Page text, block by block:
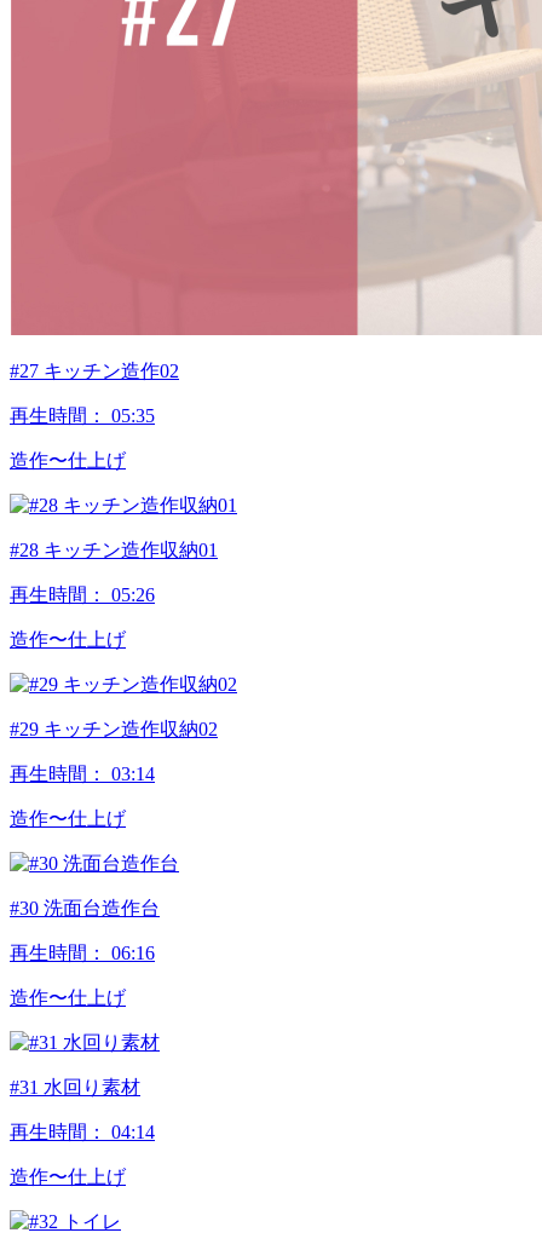
#27 キッチン造作02
再生時間： 05:35
造作〜仕上げ
#28 キッチン造作収納01
再生時間： 05:26
造作〜仕上げ
#29 キッチン造作収納02
再生時間： 03:14
造作〜仕上げ
#30 洗面台造作台
再生時間： 06:16
造作〜仕上げ
#31 水回り素材
再生時間： 04:14
造作〜仕上げ